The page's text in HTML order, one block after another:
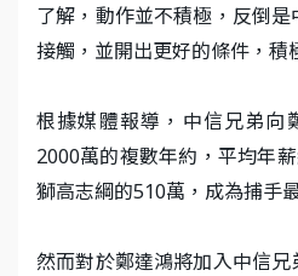
了解，動作並不積極，反倒
接觸，並開出更好的條件，積
根據媒體報導，中信兄弟向
2000萬的複數年約，平均年
獅高志綱的510萬，成為捕手
然而對於鄭達鴻將加入中信